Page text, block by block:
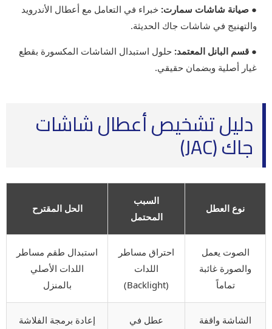
● صيانة شاشات سمارت: خبراء في التعامل مع أعطال الأندرويد
والتهنيج في شاشات جاك الحديثة.
● قسم البانل المعتمد: حلول استبدال الشاشات المكسورة بقطع
غيار أصلية وبضمان حقيقي.
دليل تشخيص أعطال شاشات
جاك (JAC)
نوع العطل
السبب
المحتمل
الحل المقترح
الصوت يعمل
والصورة غائبة
تماماً
احتراق مساطر
اللدات
(Backlight)
استبدال طقم مساطر
اللدات الأصلي
بالمنزل
الشاشة واقفة
عطل في
إعادة برمجة الفلاشة